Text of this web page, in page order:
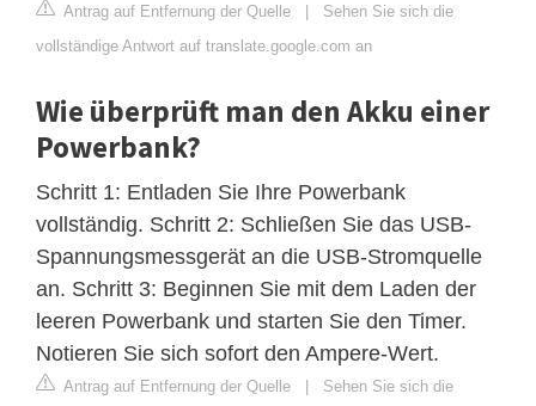
Antrag auf Entfernung der Quelle | Sehen Sie sich die
vollständige Antwort auf translate.google.com an
Wie überprüft man den Akku einer
Powerbank?
Schritt 1: Entladen Sie Ihre Powerbank
vollständig. Schritt 2: Schließen Sie das USB-
Spannungsmessgerät an die USB-Stromquelle
an. Schritt 3: Beginnen Sie mit dem Laden der
leeren Powerbank und starten Sie den Timer.
Notieren Sie sich sofort den Ampere-Wert.
Antrag auf Entfernung der Quelle | Sehen Sie sich die